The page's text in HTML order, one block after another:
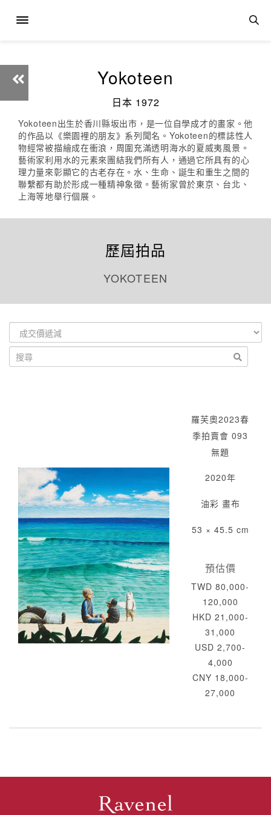
Yokoteen
日本 1972
Yokoteen出生於香川縣坂出市，是一位自學成才的畫家。他
的作品以《樂園裡的朋友》系列聞名。Yokoteen的標誌性人
物經常被描繪成在衝浪，周圍充滿透明海水的夏威夷風景。
藝術家利用水的元素來團結我們所有人，通過它所具有的心
理力量來彰顯它的古老存在。水、生命、誕生和重生之間的
聯繫都有助於形成一種精神象徵。藝術家曾於東京、台北、
上海等地舉行個展。
歷屆拍品
YOKOTEEN
羅芙奧2023春
季拍賣會 093
無題
2020年
油彩 畫布
53 × 45.5 cm
預估價
TWD 80,000-
120,000
HKD 21,000-
31,000
USD 2,700-
4,000
CNY 18,000-
27,000